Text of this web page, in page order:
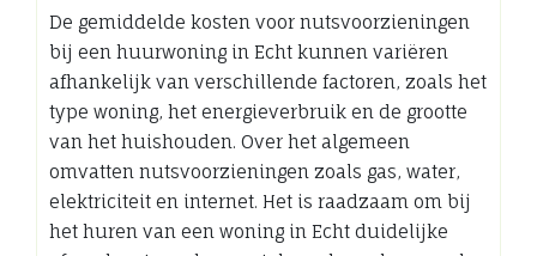
De gemiddelde kosten voor nutsvoorzieningen
bij een huurwoning in Echt kunnen variëren
afhankelijk van verschillende factoren, zoals het
type woning, het energieverbruik en de grootte
van het huishouden. Over het algemeen
omvatten nutsvoorzieningen zoals gas, water,
elektriciteit en internet. Het is raadzaam om bij
het huren van een woning in Echt duidelijke